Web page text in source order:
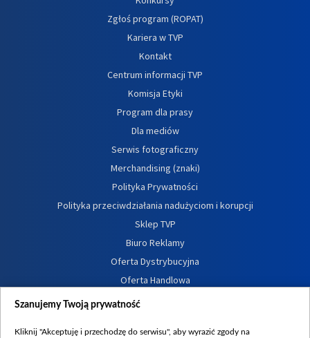
Zgłoś program (ROPAT)
Kariera w TVP
Kontakt
Centrum informacji TVP
Komisja Etyki
Program dla prasy
Dla mediów
Serwis fotograficzny
Merchandising (znaki)
Polityka Prywatności
Polityka przeciwdziałania nadużyciom i korupcji
Sklep TVP
Biuro Reklamy
Oferta Dystrybucyjna
Oferta Handlowa
Dostępność
Szanujemy Twoją prywatność
Kliknij "Akceptuję i przechodzę do serwisu", aby wyrazić zgody na